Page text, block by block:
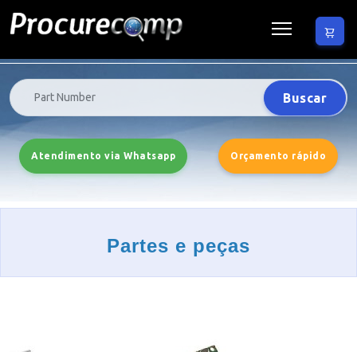
Buscar
Atendimento via Whatsapp Orçamento rápido
Partes e peças